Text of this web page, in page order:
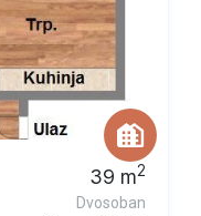
39 m2
Dvosoban